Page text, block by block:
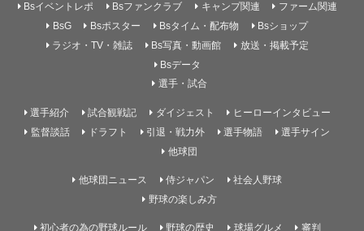
Bsイベントレポ
Bsファンクラブ キャンプ関連
ファーム関連
BsG
Bsポスター Bsタイム・配布物
Bsショップ
ラジオ・TV・雑誌
Bs写真・動画館
放送・掲載予定
Bsデータ
選手・試合
選手紹介 試合観戦記 ダイジェスト
ヒーローインタビュー
監督談話
ドラフト 引退・戦力外 選手物語
選手サイン
他球団
他球団ニュース 侍ジャパン
社会人野球
野球の楽しみ方
初心者の為の野球ルール 野球の歴史 球場グルメ 審判